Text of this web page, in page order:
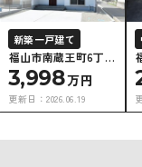
新築一戸建て
福山市南蔵王町6丁目
CH-B
3,998万円
更新日： 2026.06.19